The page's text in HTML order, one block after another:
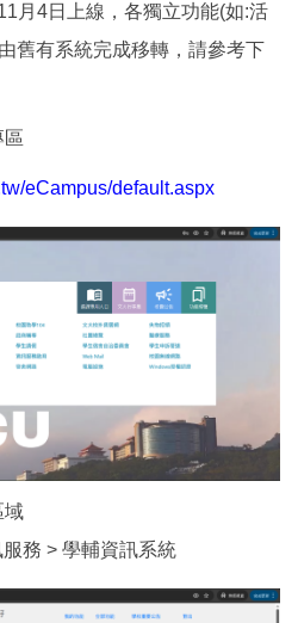
月4日上線，各獨立功能(如:活
舊有系統完成移轉，請參考下
區
eCampus/default.aspx
域
務 > 學輔資訊系統